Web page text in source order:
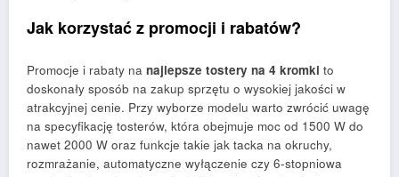
Jak korzystać z promocji i rabatów?
Promocje i rabaty na najlepsze tostery na 4 kromki to
doskonały sposób na zakup sprzętu o wysokiej jakości w
atrakcyjnej cenie. Przy wyborze modelu warto zwrócić uwagę
na specyfikację tosterów, która obejmuje moc od 1500 W do
nawet 2000 W oraz funkcje takie jak tacka na okruchy,
rozmrażanie, automatyczne wyłączenie czy 6-stopniowa